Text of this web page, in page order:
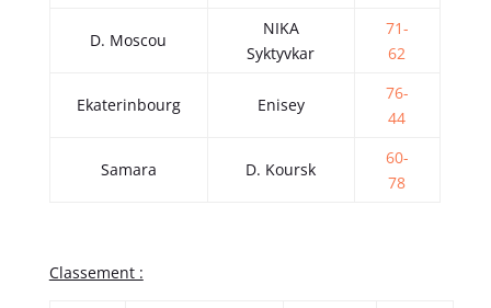
D. Moscou
NIKA
Syktyvkar
71-
62
Ekaterinbourg Enisey
76-
44
Samara D. Koursk
60-
78
Classement :